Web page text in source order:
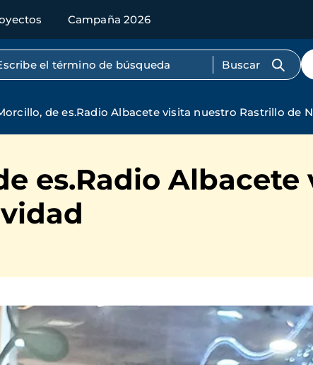
Campaña 2026
por texto completo
de
de es.Radio Albacete visita nuestro Rastrillo de
es.Radio Albacete